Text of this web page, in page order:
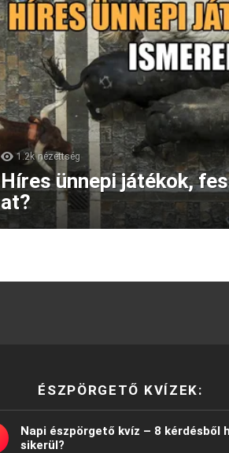
1.2k nézettség
Híres ünnepi játékok,
at?
ÉSZPÖRGETŐ KVÍZEK:
Napi észpörgető kvíz – 8 kérdésből
sikerül?